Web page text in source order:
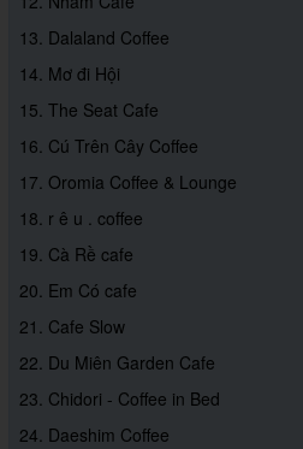
13. Dalaland Coffee
14. Mơ đi Hội
15. The Seat Cafe
16. Cú Trên Cây Coffee
17. Oromia Coffee & Lounge
18. r ê u . coffee
19. Cà Rề cafe
20. Em Có cafe
21. Cafe Slow
22. Du Miên Garden Cafe
23. Chidori - Coffee in Bed
24. Daeshim Coffee